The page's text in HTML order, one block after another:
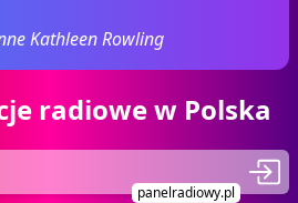
Kathleen Rowling
radiowe w Polska
panelradiowy.pl